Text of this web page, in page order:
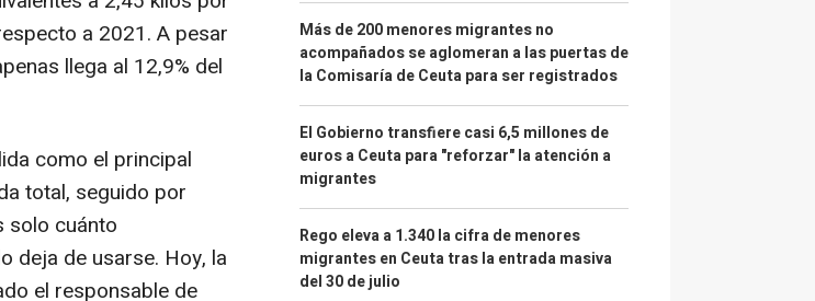
a 2021. A pesar
llega al 12,9% del
como el principal
total, seguido por
solo cuánto
deja de usarse. Hoy, la
el responsable de
Más de 200 menores migrantes no
acompañados se aglomeran a las puertas de
la Comisaría de Ceuta para ser registrados
El Gobierno transfiere casi 6,5 millones de
euros a Ceuta para "reforzar" la atención a
migrantes
Rego eleva a 1.340 la cifra de menores
migrantes en Ceuta tras la entrada masiva
del 30 de julio